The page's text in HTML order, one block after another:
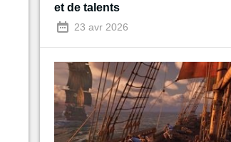
et de talents
23 avr 2026